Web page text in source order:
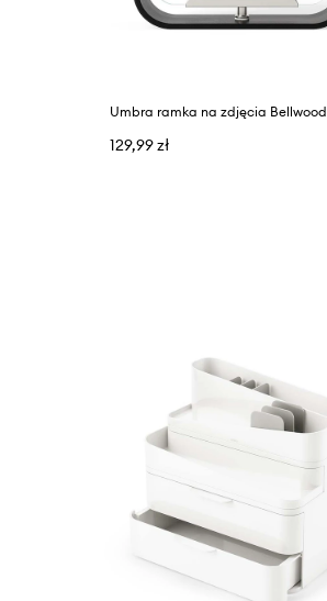
Umbra ramka na zdjęcia Bellwood
129,99 zł